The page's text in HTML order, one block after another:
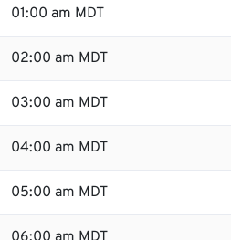
01:00 am MDT
02:00 am MDT
03:00 am MDT
04:00 am MDT
05:00 am MDT